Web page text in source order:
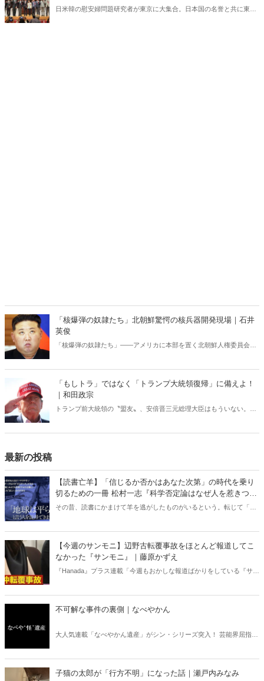
日米韓の慰安婦問題研究者が東京に大集合。日本国の名誉と共に東ア
「核爆弾の奴隷たち」北朝鮮驚愕の核兵器開発現場｜石井
英俊
「核爆弾の奴隷たち」――アメリカに本部を置く北朝鮮人権委員会が
独裁国家で実施されている「現代の奴隷制度」の実態。
「もしトラ」ではなく「トランプ大統領復帰」に備えよ！
｜和田政宗
トランプ前大統領の〝盟友〟、安倍晋三元総理大臣はもういない。
最新の投稿
【読書亡羊】「信じるか否かはあなた次第」の時代を乗り
切るための一冊 松村一志『科学否定論はなぜ人を惹きつけ
るのか』（ちくま新書）｜梶原麻衣子
その昔、読書にかまけて羊を逃がしたものがいるという。転じて「読
ある。元月刊『Hanada』編集部員のライター・梶原がお送りする時事
書評！
【今週のサンモニ】辺野古転覆事故をほとんど報道してこ
なかった『サンモニ』｜藤原かずえ
『Hanada』プラス連載「今週もおかしな報道ばかりをしている『サン
不可解な事件の裏側｜なべやかん
大人気連載「なべやかん遺産」がシン・シリーズ突入！ 芸能界屈指の
信じるか信じないかは、あなた次第！ 芸能ニュース
子猫の太郎が「行方不明」になった話｜瀬戸内みなみ